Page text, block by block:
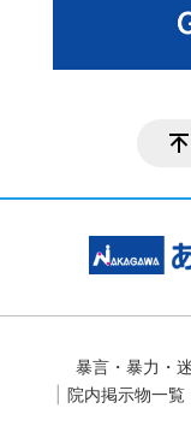
暴言・暴力・
院内掲示物一覧